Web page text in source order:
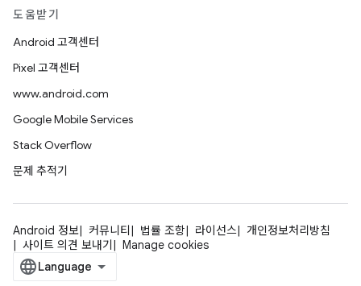
도움받기
Android 고객센터
Pixel 고객센터
www.android.com
Google Mobile Services
Stack Overflow
문제 추적기
Android 정보 커뮤니티 법률 조항 라이선스
개인정보처리방침
사이트 의견 보내기
Manage cookies